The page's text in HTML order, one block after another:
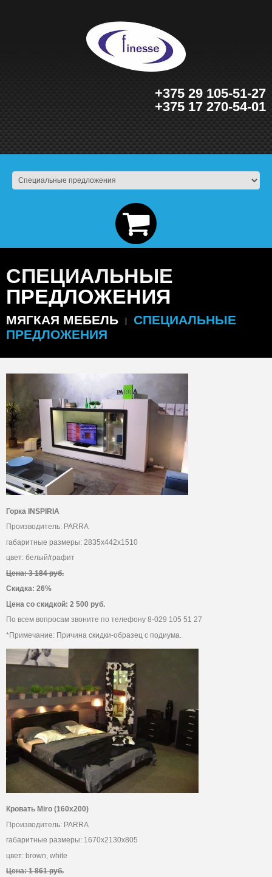
+375 29 105-51-27
+375 17 270-54-01
СПЕЦИАЛЬНЫЕ
ПРЕДЛОЖЕНИЯ
МЯГКАЯ МЕБЕЛЬ
СПЕЦИАЛЬНЫЕ
ПРЕДЛОЖЕНИЯ
Горка INSPIRIA
Производитель: PARRA
габаритные размеры: 2835х442х1510
цвет: белый/графит
Цена: 3 184 руб.
Скидка: 26%
Цена со скидкой: 2 500 руб.
По всем вопросам звоните по телефону 8-029 105 51 27
*Примечание: Причина скидки-образец с подиума.
Кровать Miro (160х200)
Производитель: PARRA
габаритные размеры: 1670х2130х805
цвет: brown, white
Цена: 1 861 руб.